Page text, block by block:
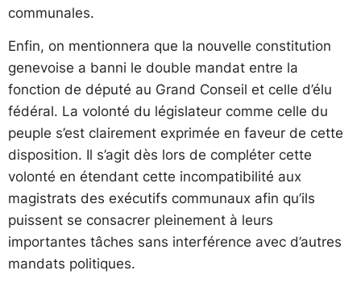
communales.
Enfin, on mentionnera que la nouvelle constitution
genevoise a banni le double mandat entre la
fonction de député au Grand Conseil et celle d’élu
fédéral. La volonté du législateur comme celle du
peuple s’est clairement exprimée en faveur de cette
disposition. Il s’agit dès lors de compléter cette
volonté en étendant cette incompatibilité aux
magistrats des exécutifs communaux afin qu’ils
puissent se consacrer pleinement à leurs
importantes tâches sans interférence avec d’autres
mandats politiques.